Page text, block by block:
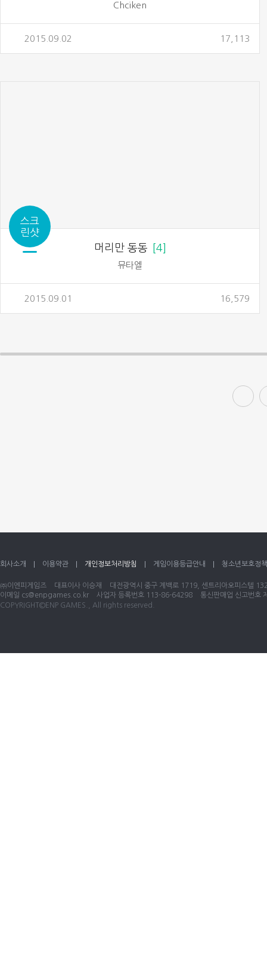
Chciken
2015.09.02 17,113
스크
린샷
4
머리만 동동
뮤타엘
2015.09.01 16,579
회사소개 이용약관 개인정보처리방침 게임이용등급안내 청소년보호정책
㈜이엔피게임즈 대표이사 이승재
대전광역시 중구 계백로 1719, 센트리아오피스텔
이메일 cs@enpgames.co.kr 사업자 등록번호 113-86-64298
통신판매업 신고번호
COPYRIGHT©ENP GAMES., All rights reserved.